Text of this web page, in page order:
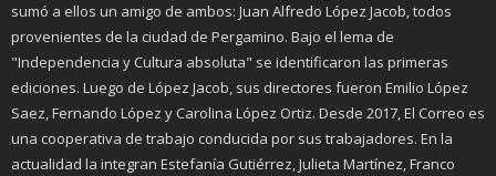
sumó a ellos un amigo de ambos: Juan Alfredo López Jacob, todos
provenientes de la ciudad de Pergamino. Bajo el lema de
"Independencia y Cultura absoluta" se identificaron las primeras
ediciones. Luego de López Jacob, sus directores fueron Emilio López
Saez, Fernando López y Carolina López Ortiz. Desde 2017, El Correo es
una cooperativa de trabajo conducida por sus trabajadores. En la
actualidad la integran Estefanía Gutiérrez, Julieta Martínez, Franco